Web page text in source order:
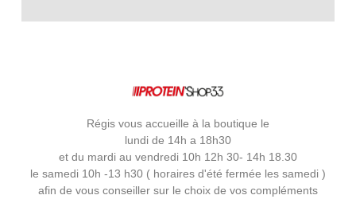
Régis vous accueille à la boutique le
lundi de 14h a 18h30
et du mardi au vendredi 10h 12h 30- 14h 18.30
le samedi 10h -13 h30 ( horaires d'été fermée les samedi )
afin de vous conseiller sur le choix de vos compléments